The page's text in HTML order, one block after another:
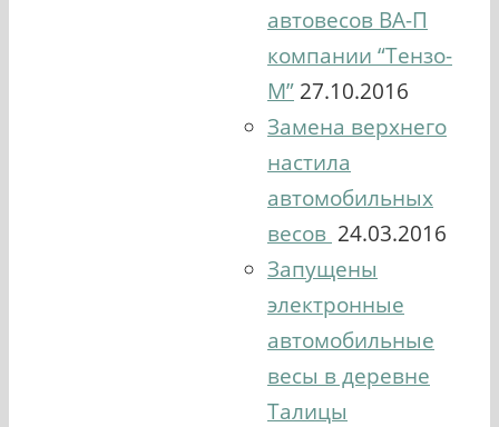
автовесов ВА-П
компании “Тензо-
М” 27.10.2016
Замена верхнего
настила
автомобильных
весов 24.03.2016
Запущены
электронные
автомобильные
весы в деревне
Талицы